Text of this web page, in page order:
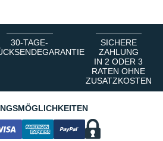
30-TAGE-
SICHERE
ZAHLUNG
IN 2 ODER 3
RATEN OHNE
ZUSATZKOSTEN